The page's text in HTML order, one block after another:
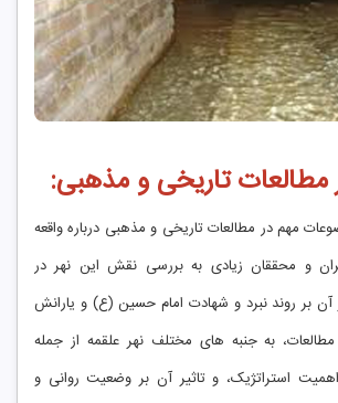
مطالعات تاریخی و مذهبی:
مهم در مطالعات تاریخی و مذهبی درباره واقعه
و محققان زیادی به بررسی نقش این نهر در
آن بر روند نبرد و شهادت امام حسین (ع) و یارانش
مطالعات، به جنبه ‌های مختلف نهر علقمه از جمله
استراتژیک، و تاثیر آن بر وضعیت روانی و